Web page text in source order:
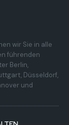
wir Sie in alle
führenden
Berlin,
Düsseldorf,
und